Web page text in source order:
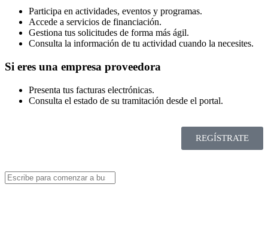
Participa en actividades, eventos y programas.
Accede a servicios de financiación.
Gestiona tus solicitudes de forma más ágil.
Consulta la información de tu actividad cuando la necesites.
Si eres una empresa proveedora
Presenta tus facturas electrónicas.
Consulta el estado de su tramitación desde el portal.
REGÍSTRATE